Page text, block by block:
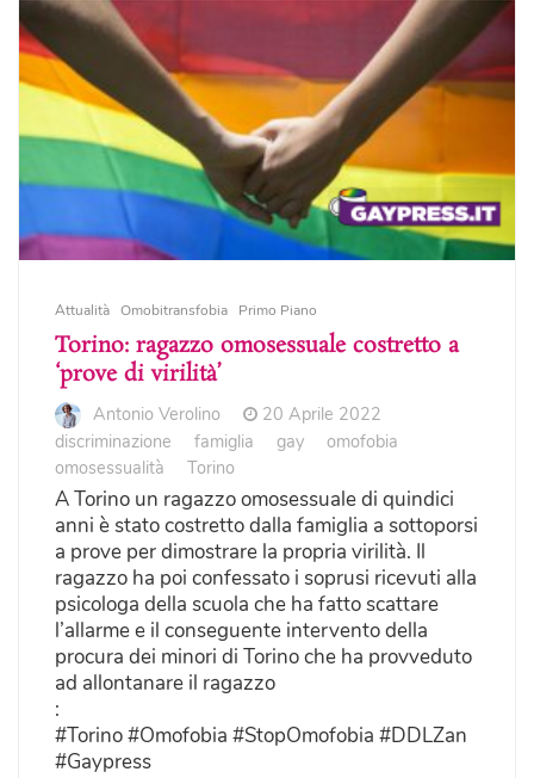
Attualità Omobitransfobia Primo Piano
Torino: ragazzo omosessuale costretto a
‘prove di virilità’
Antonio Verolino
20 Aprile 2022
discriminazione
famiglia gay
omofobia
omosessualità
Torino
A Torino un ragazzo omosessuale di quindici
anni è stato costretto dalla famiglia a sottoporsi
a prove per dimostrare la propria virilità. Il
ragazzo ha poi confessato i soprusi ricevuti alla
psicologa della scuola che ha fatto scattare
l’allarme e il conseguente intervento della
procura dei minori di Torino che ha provveduto
ad allontanare il ragazzo
:
#Torino #Omofobia #StopOmofobia #DDLZan
#Gaypress